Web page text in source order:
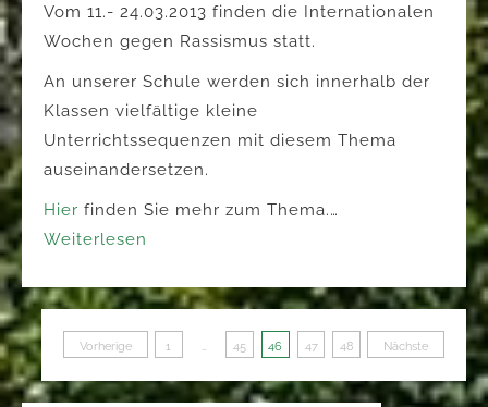
Vom 11.- 24.03.2013 finden die Internationalen
Wochen gegen Rassismus statt.
An unserer Schule werden sich innerhalb der
Klassen vielfältige kleine
Unterrichtssequenzen mit diesem Thema
auseinandersetzen.
Hier finden Sie mehr zum Thema.…
Weiterlesen
Seitennummerierung
der
Vorherige 1 … 45 46 47 48 Nächste